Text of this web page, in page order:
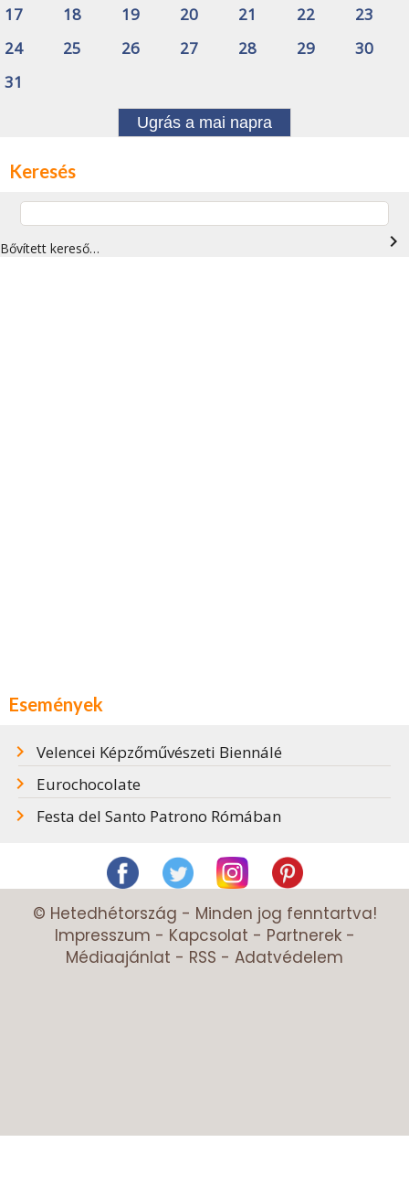
17
18 19 20 21 22
23
24
25 26 27 28 29
30
31
Ugrás a mai napra
Keresés
Bővített kereső… navigate_next
Események
Velencei Képzőművészeti Biennálé
Eurochocolate
Festa del Santo Patrono Rómában
© Hetedhétország - Minden jog fenntartva!
Impresszum - Kapcsolat - Partnerek-
Médiaajánlat - RSS - Adatvédelem